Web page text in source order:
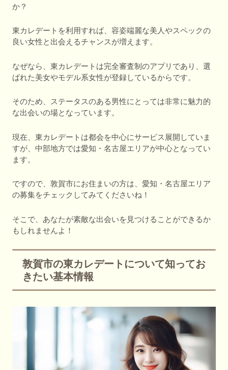
か？
東カレデートを利用すれば、容姿端麗な美人やスペックの
良い女性と出会えるチャンスが増えます。
なぜなら、東カレデートは完全審査制のアプリであり、選
ばれた美女やモデル系女性が登録しているからです。
そのため、ステータスのある男性にとっては非常に魅力的
な出会いの場となっています。
現在、東カレデートは都会を中心にサービス展開していま
すが、中部地方では愛知・名古屋エリアが中心となってい
ます。
ですので、敦賀市にお住まいの方は、愛知・名古屋エリア
の募集をチェックしてみてくださいね！
そこで、あなたが素敵な出会いを見つけることができるか
もしれませんよ！
敦賀市の東カレデートについて知ってお
きたい基本情報